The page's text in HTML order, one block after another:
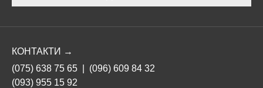
КОНТАКТИ →
(075) 638 75 65
(096) 609 84 32
(093) 955 15 92